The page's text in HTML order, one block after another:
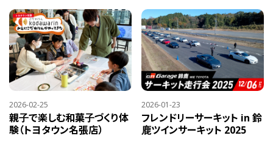
2026-02-25
親子で楽しむ和菓子づくり体
験（トヨタウン名張店）
2026-01-23
フレンドリーサーキット in 鈴
鹿ツインサーキット 2025